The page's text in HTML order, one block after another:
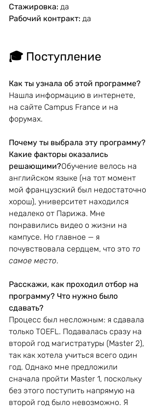
Стажировка: да
Рабочий контракт: да
🎓 Поступление
Как ты узнала об этой программе?
Нашла информацию в интернете,
на сайте Campus France и на
форумах.
Почему ты выбрала эту программу?
Какие факторы оказались
решающими?Обучение велось на
английском языке (на тот момент
мой французский был недостаточно
хорош), университет находился
недалеко от Парижа. Мне
понравились видео о жизни на
кампусе. Но главное — я
почувствовала сердцем, что это то
самое место.
Расскажи, как проходил отбор на
программу? Что нужно было
сдавать?
Процесс был несложным: я сдавала
только TOEFL. Подавалась сразу на
второй год магистратуры (Master 2),
так как хотела учиться всего один
год. Однако мне предложили
сначала пройти Master 1, поскольку
без этого поступить напрямую на
второй год было невозможно. Я